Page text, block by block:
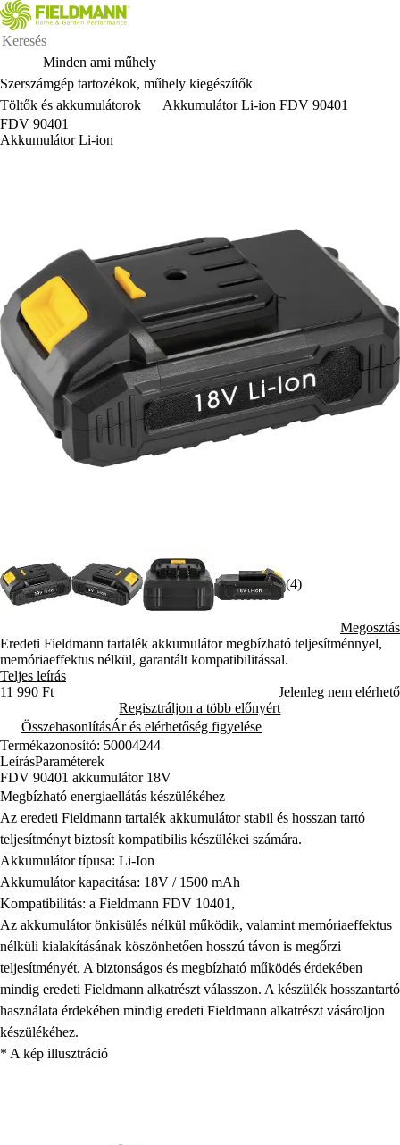
Minden ami műhely
Szerszámgép tartozékok, műhely kiegészítők
Töltők és akkumulátorok
Akkumulátor Li-ion FDV 90401
FDV 90401
Akkumulátor Li-ion
(4)
Megosztás
Eredeti Fieldmann tartalék akkumulátor megbízható teljesítménnyel,
memóriaeffektus nélkül, garantált kompatibilitással.
Teljes leírás
11 990 Ft
Jelenleg nem elérhető
Regisztráljon a több előnyért
ÖsszehasonlításÁr és elérhetőség figyelése
Termékazonosító: 50004244
LeírásParaméterek
FDV 90401 akkumulátor 18V
Megbízható energiaellátás készülékéhez
Az eredeti Fieldmann tartalék akkumulátor stabil és hosszan tartó
teljesítményt biztosít kompatibilis készülékei számára.
Akkumulátor típusa: Li-Ion
Akkumulátor kapacitása: 18V / 1500 mAh
Kompatibilitás: a Fieldmann FDV 10401,
Az akkumulátor önkisülés nélkül működik, valamint memóriaeffektus
nélküli kialakításának köszönhetően hosszú távon is megőrzi
teljesítményét. A biztonságos és megbízható működés érdekében
mindig eredeti Fieldmann alkatrészt válasszon. A készülék hosszantartó
használata érdekében mindig eredeti Fieldmann alkatrészt vásároljon
készülékéhez.
* A kép illusztráció